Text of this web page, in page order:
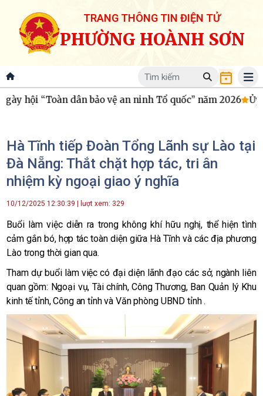
TRANG THÔNG TIN ĐIỆN TỬ
PHƯỜNG HOÀNH SƠN
“Toàn dân bảo vệ an ninh Tổ quốc” năm 2026 Ủy ban
Hà Tĩnh tiếp Đoàn Tổng Lãnh sự Lào tại
Đà Nẵng: Thắt chặt hợp tác, tri ân
nhiệm kỳ ngoại giao ý nghĩa
10/12/2025 12:30:39 | lượt xem: 329
Buổi làm việc diễn ra trong không khí hữu nghị, thể hiện tình
cảm gắn bó, hợp tác toàn diện giữa Hà Tĩnh và các địa phương
Lào trong thời gian qua.
Tham dự buổi làm việc có đại diện lãnh đạo các sở, ngành liên
quan gồm: Ngoại vụ, Tài chính, Công Thương, Ban Quản lý Khu
kinh tế tỉnh, Công an tỉnh và Văn phòng UBND tỉnh .